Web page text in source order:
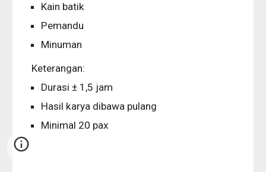
Kain batik
Pemandu
Minuman
Keterangan:
Durasi ± 1,5 jam
Hasil karya dibawa pulang
Minimal 20 pax